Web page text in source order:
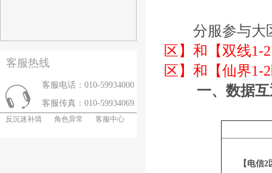
客服热线
客服电话：010-59934000
客服传真：010-59934069
反沉迷补填 角色异常 客服中心
分服参与大
区】和【双线1-
区】和【仙界1-
一、数据
【电信